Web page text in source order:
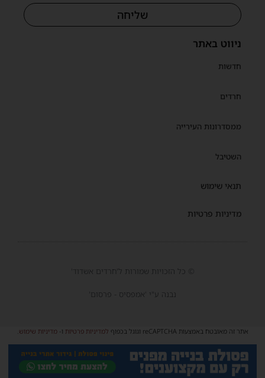
ניווט באתר
חדשות
חרדים
ממסדרונות העירייה
השטיבל
תנאי שימוש
מדיניות פרטיות
שליחה
© כל הזכויות שמורות ל'חרדים אשדוד'
נבנה ע"י 'אמפסיס - פרסום'
אתר זה מאובטח באמצעות reCAPTCHA וגוגל בכפוף למדיניות פרטיות ו-מדיניות שימוש